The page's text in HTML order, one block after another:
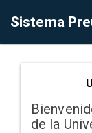
Sistema
de la